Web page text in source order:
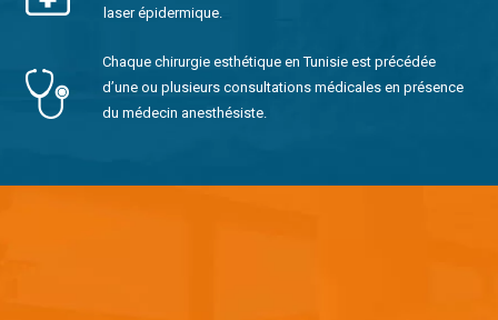
laser épidermique.
Chaque chirurgie esthétique en Tunisie est précédée
d’une ou plusieurs consultations médicales en présence
du médecin anesthésiste.